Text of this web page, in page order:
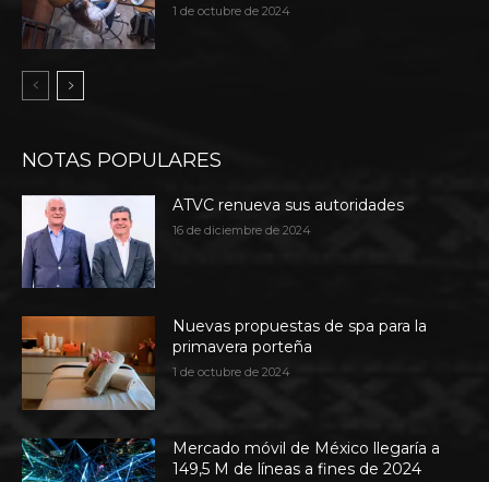
1 de octubre de 2024
NOTAS POPULARES
ATVC renueva sus autoridades
16 de diciembre de 2024
Nuevas propuestas de spa para la
primavera porteña
1 de octubre de 2024
Mercado móvil de México llegaría a
149,5 M de líneas a fines de 2024